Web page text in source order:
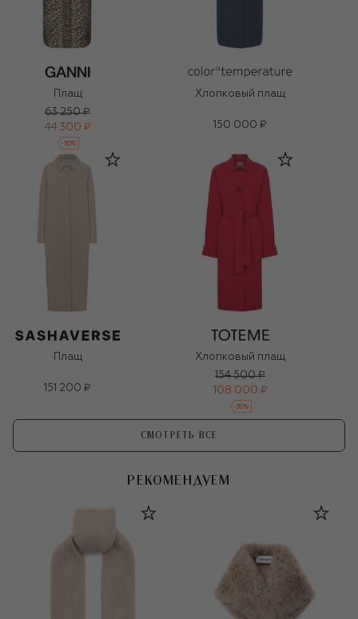
Плащ
63 250 ₽
44 300 ₽
-30%
Хлопковый плащ
150 000 ₽
Плащ
151 200 ₽
Хлопковый плащ
154 500 ₽
108 000 ₽
-30%
СМОТРЕТЬ ВСЕ
РЕКОМЕНДУЕМ